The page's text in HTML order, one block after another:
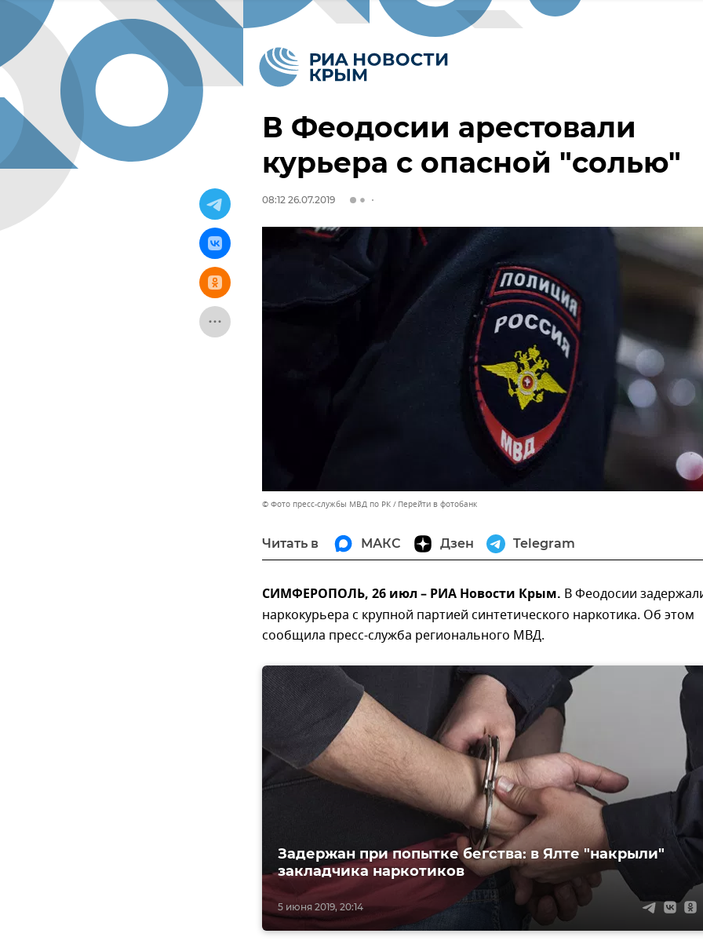
В Феодосии арестовали
курьера с опасной "солью"
08:12 26.07.2019
© Фото пресс-службы МВД по РК Перейти в фотобанк
Читать в МАКС Дзен Telegram
СИМФЕРОПОЛЬ, 26 июл – РИА Новости Крым. В Феодосии
наркокурьера с крупной партией синтетического наркотика. Об этом
сообщила пресс-служба регионального МВД.
5 июня 2019, 20:14
Задержан при попытке бегства: в Ялте "накрыли"
закладчика наркотиков